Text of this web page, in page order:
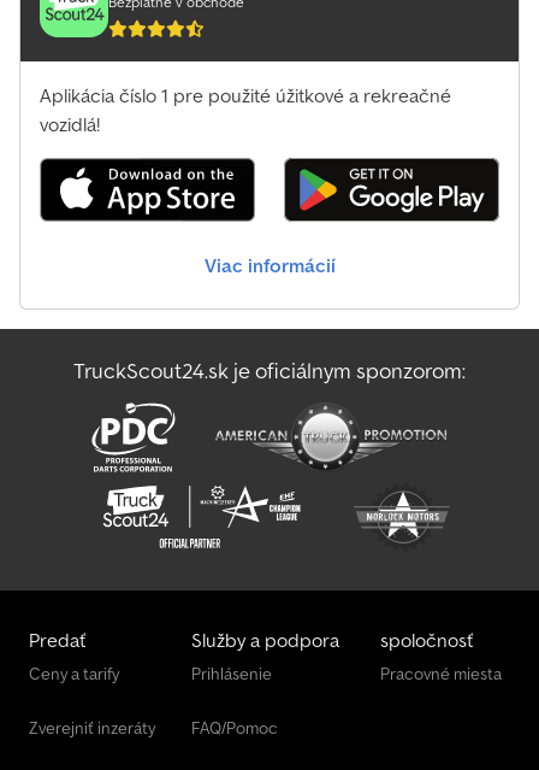
Aplikácia číslo 1 pre použité úžitkové a rekreačné
vozidlá!
Viac informácií
TruckScout24.sk je oficiálnym sponzorom:
Predať
Ceny a tarify
Zverejniť inzeráty
Služby a podpora
Prihlásenie
FAQ/Pomoc
spoločnosť
Pracovné miesta